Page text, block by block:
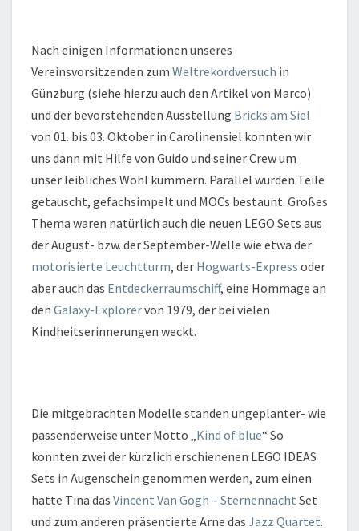
Nach einigen Informationen unseres
Vereinsvorsitzenden zum Weltrekordversuch in
Günzburg (siehe hierzu auch den Artikel von Marco)
und der bevorstehenden Ausstellung Bricks am Siel
von 01. bis 03. Oktober in Carolinensiel konnten wir
uns dann mit Hilfe von Guido und seiner Crew um
unser leibliches Wohl kümmern. Parallel wurden Teile
getauscht, gefachsimpelt und MOCs bestaunt. Großes
Thema waren natürlich auch die neuen LEGO Sets aus
der August- bzw. der September-Welle wie etwa der
motorisierte Leuchtturm, der Hogwarts-Express oder
aber auch das Entdeckerraumschiff, eine Hommage an
den Galaxy-Explorervon 1979, der bei vielen
Kindheitserinnerungen weckt.
Die mitgebrachten Modelle standen ungeplanter- wie
passenderweise unter Motto „Kind of blue“ So
konnten zwei der kürzlich erschienenen LEGO IDEAS
Sets in Augenschein genommen werden, zum einen
hatte Tina das Vincent Van Gogh – Sternennacht Set
und zum anderen präsentierte Arne das Jazz Quartet.